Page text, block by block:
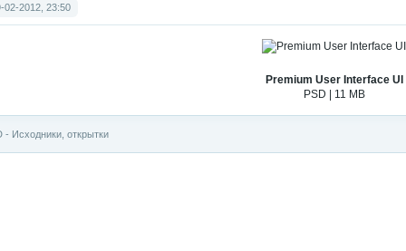
02-2012, 23:50
Premium User Interface UI
PSD | 11 MB
- Исходники, открытки